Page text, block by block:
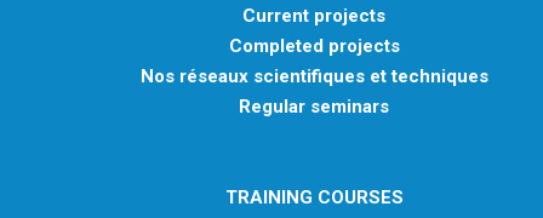
Current projects
Completed projects
Nos réseaux scientifiques et techniques
Regular seminars
TRAINING COURSES